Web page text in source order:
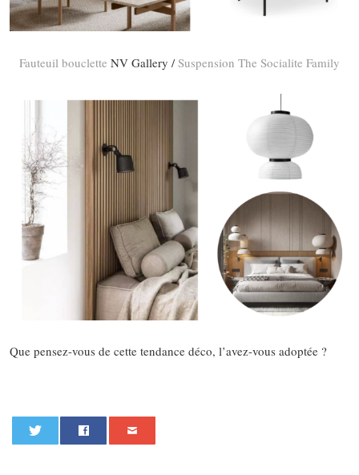
Fauteuil bouclette NV Gallery /Suspension The Socialite Family
Que pensez-vous de cette tendance déco, l’avez-vous adoptée ?